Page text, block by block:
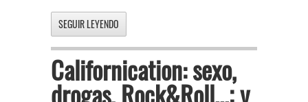
SEGUIR LEYENDO
Californication: sexo,
drogas, Rock&Roll...; y